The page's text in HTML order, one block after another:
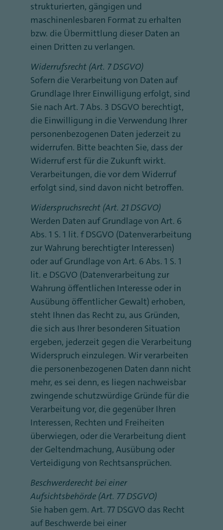
strukturierten, gängigen und
maschinenlesbaren Format zu erhalten
bzw. die Übermittlung dieser Daten an
einen Dritten zu verlangen.
Widerrufsrecht (Art. 7 DSGVO)
Sofern die Verarbeitung von Daten auf
Grundlage Ihrer Einwilligung erfolgt, sind
Sie nach Art. 7 Abs. 3 DSGVO berechtigt,
die Einwilligung in die Verwendung Ihrer
personenbezogenen Daten jederzeit zu
widerrufen. Bitte beachten Sie, dass der
Widerruf erst für die Zukunft wirkt.
Verarbeitungen, die vor dem Widerruf
erfolgt sind, sind davon nicht betroffen.
Widerspruchsrecht (Art. 21 DSGVO)
Werden Daten auf Grundlage von Art. 6
Abs. 1 S. 1 lit. f DSGVO (Datenverarbeitung
zur Wahrung berechtigter Interessen)
oder auf Grundlage von Art. 6 Abs. 1 S. 1
lit. e DSGVO (Datenverarbeitung zur
Wahrung öffentlichen Interesse oder in
Ausübung öffentlicher Gewalt) erhoben,
steht Ihnen das Recht zu, aus Gründen,
die sich aus Ihrer besonderen Situation
ergeben, jederzeit gegen die Verarbeitung
Widerspruch einzulegen. Wir verarbeiten
die personenbezogenen Daten dann nicht
mehr, es sei denn, es liegen nachweisbar
zwingende schutzwürdige Gründe für die
Verarbeitung vor, die gegenüber Ihren
Interessen, Rechten und Freiheiten
überwiegen, oder die Verarbeitung dient
der Geltendmachung, Ausübung oder
Verteidigung von Rechtsansprüchen.
Beschwerderecht bei einer
Aufsichtsbehörde (Art. 77 DSGVO)
Sie haben gem. Art. 77 DSGVO das Recht
auf Beschwerde bei einer